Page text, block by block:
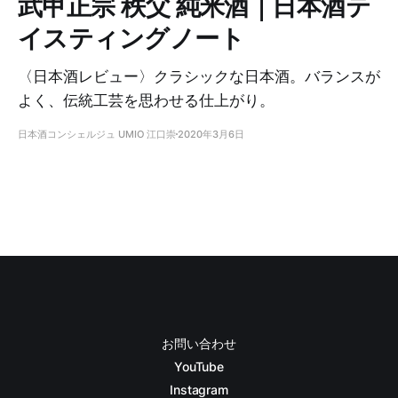
イスティングノート
〈日本酒レビュー〉クラシックな日本酒。バランスが
よく、伝統工芸を思わせる仕上がり。
日本酒コンシェルジュ UMIO 江口崇 2020年3月6日
お問い合わせ
YouTube
Instagram